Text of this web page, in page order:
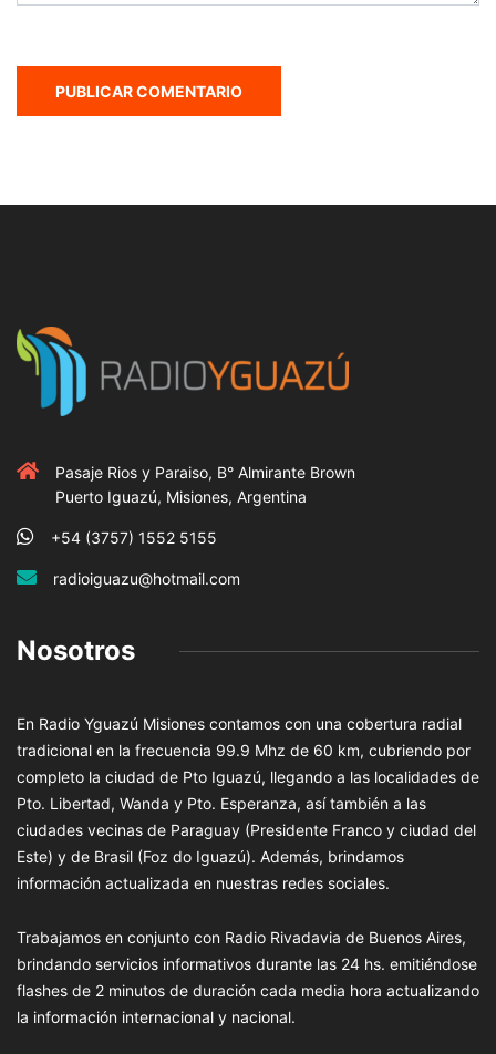
Pasaje Rios y Paraiso, B° Almirante Brown
Puerto Iguazú, Misiones, Argentina
+54 (3757) 1552 5155
radioiguazu@hotmail.com
Nosotros
En Radio Yguazú Misiones contamos con una cobertura radial
tradicional en la frecuencia 99.9 Mhz de 60 km, cubriendo por
completo la ciudad de Pto Iguazú, llegando a las localidades de
Pto. Libertad, Wanda y Pto. Esperanza, así también a las
ciudades vecinas de Paraguay (Presidente Franco y ciudad del
Este) y de Brasil (Foz do Iguazú). Además, brindamos
información actualizada en nuestras redes sociales.
Trabajamos en conjunto con Radio Rivadavia de Buenos Aires,
brindando servicios informativos durante las 24 hs. emitiéndose
flashes de 2 minutos de duración cada media hora actualizando
la información internacional y nacional.